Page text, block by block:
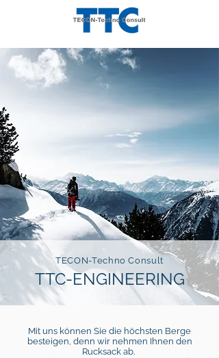
TECON-Techno Consult
TTC-ENGINEERING
Mit uns können Sie die höchsten Berge
besteigen, denn wir nehmen Ihnen den
Rucksack ab.